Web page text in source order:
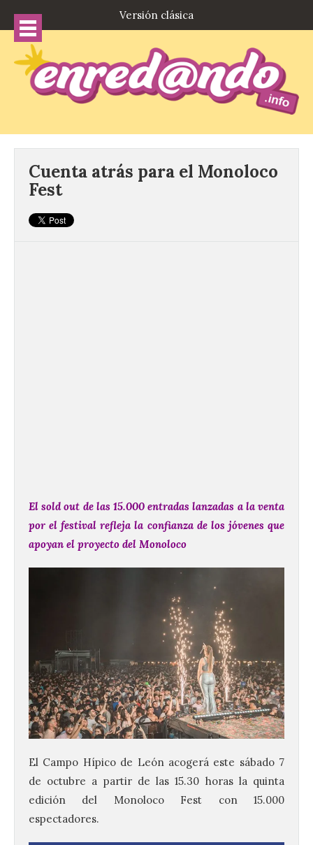
Versión clásica
Cuenta atrás para el Monoloco
Fest
El sold out de las 15.000 entradas lanzadas a la venta
por el festival refleja la confianza de los jóvenes que
apoyan el proyecto del Monoloco
El Campo Hípico de León acogerá este sábado 7
de octubre a partir de las 15.30 horas la quinta
edición del Monoloco Fest con 15.000
espectadores.